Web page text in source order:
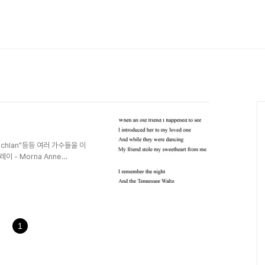
등등 여러 가수들을 이
레이 - Morna Anne
녀가 곧 캐나다 이기 때문이
1